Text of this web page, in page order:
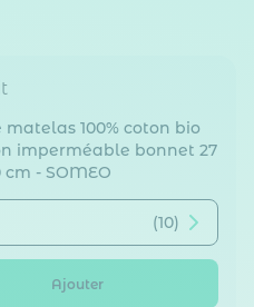
matelas 100% coton bio
imperméable bonnet 27
cm - SOMEO
(10)
Ajouter